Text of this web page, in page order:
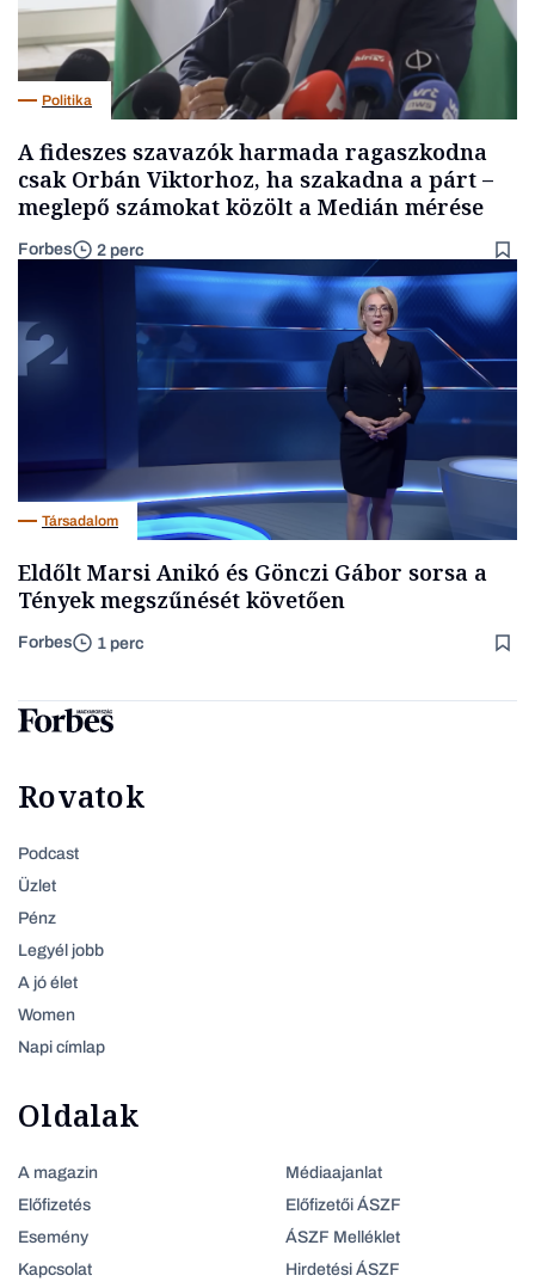
Politika
A fideszes szavazók harmada ragaszkodna
csak Orbán Viktorhoz, ha szakadna a párt –
meglepő számokat közölt a Medián mérése
Forbes 2 perc
Társadalom
Eldőlt Marsi Anikó és Gönczi Gábor sorsa a
Tények megszűnését követően
Forbes 1 perc
Rovatok
Podcast
Üzlet
Pénz
Legyél jobb
A jó élet
Women
Napi címlap
Oldalak
A magazin
Előfizetés
Esemény
Kapcsolat
Médiaajanlat
Előfizetői ÁSZF
ÁSZF Melléklet
Hirdetési ÁSZF